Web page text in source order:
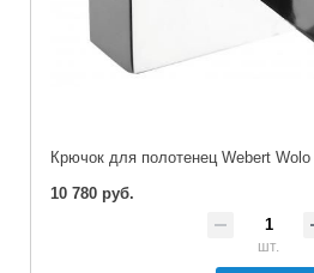
Крючок для полотенец Webert
10 780 руб.
шт.